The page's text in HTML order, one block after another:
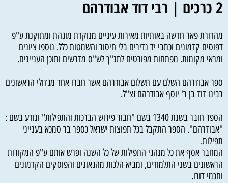
2 כרכים |
רבי דוד אבודרהם
מהדורת פאר חדשה באותיות מאירות עיניים מנוקדת מוגהת ומתוקנת ע"פ
דפוסים קדמונים וכתבי יד נדירים בלי חיסור והשמטות כלל. נוספו ציונים
ומראי מקומות. מפתחות מפורטים לתנ"ך לש"ס מדרשים ותוכן העניינים.
ספר אבודרהם השלם עם תשלום אבודרהם אשר חברו אחד מגדולי הראשונים
רבינו דוד בן ר' יוסף אבודרהם זצ"ל.
הספר חובר בשנת 1340 בשם "חבור פירוש הברכות והתפילות" ונודע בשם :
"אבודרהם". הספר התקבל בכל תפוצות ישראל כספר בר סמכא בענייני
תפילות.
המחבר אסף את כל מנהגי התפילות של כל השנה ופרש אותם ע"פ המקורות
הראשונים בשני התלמודים, ומביא הלכות מהגאונים והפוסקים הקדמונים
וחכמי דורו.